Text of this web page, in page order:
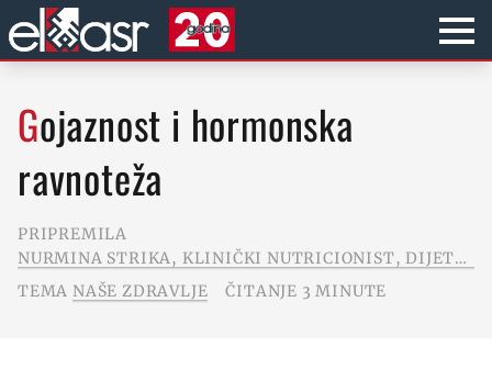
Gojaznost i hormonska
ravnoteža
PRIPREMILA
NURMINA STRIKA, KLINIČKI NUTRICIONIST, DIJETOLOG
TEMA NAŠE ZDRAVLJE ČITANJE 3 MINUTE